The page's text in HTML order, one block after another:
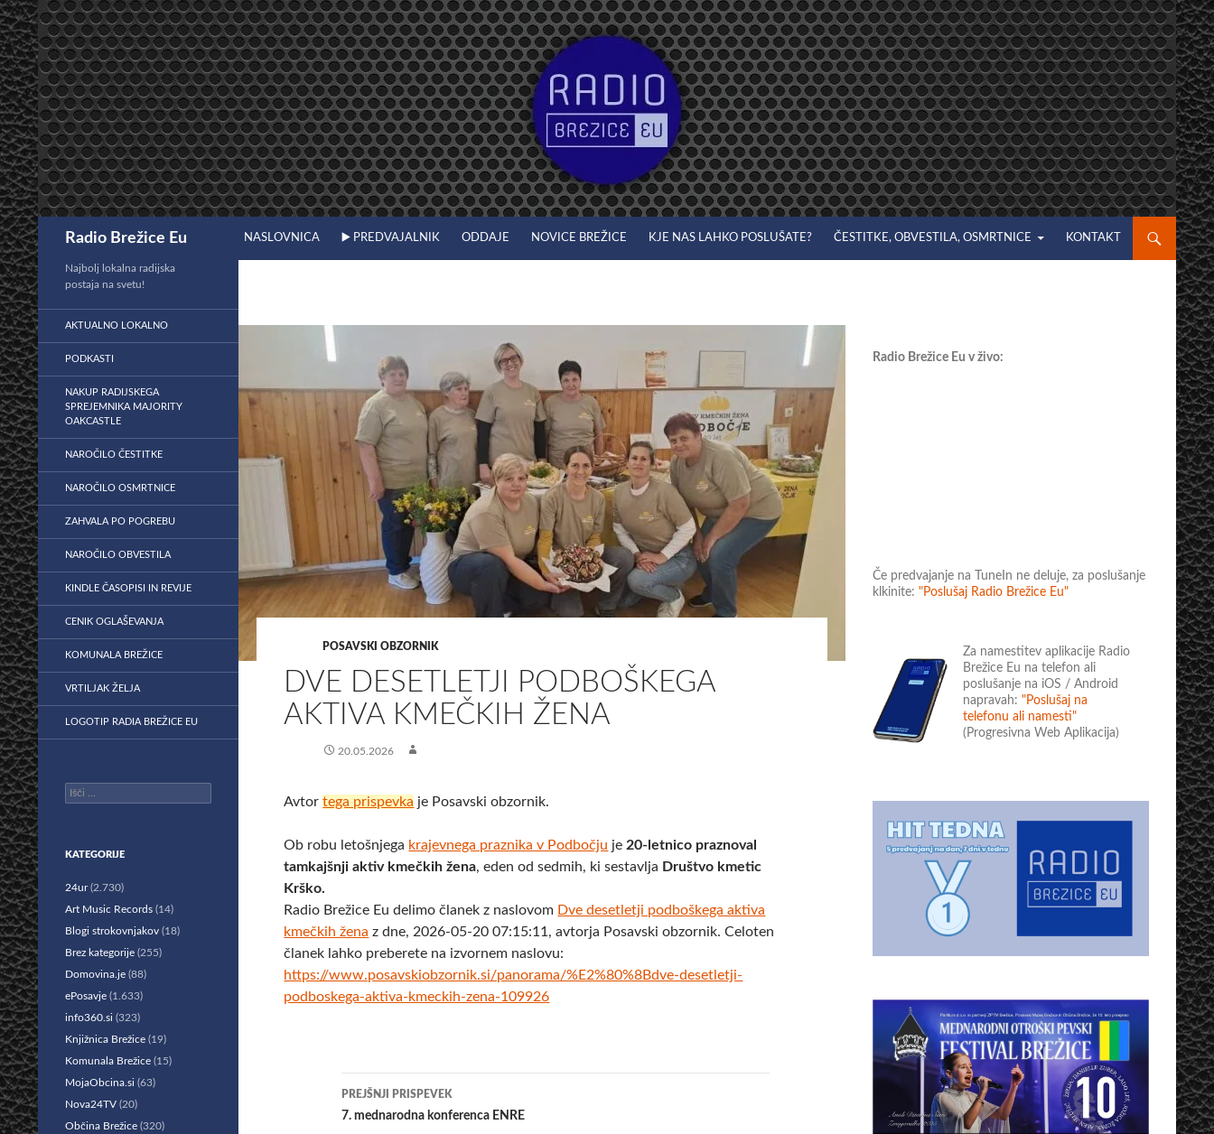
Preskoči
na
vsebino
Radio Brežice Eu NASLOVNICA ▶️ PREDVAJALNIK ODDAJE NOVICE BREŽICE KJE NAS LAHKO POSLUŠATE? ČESTITKE, OBVESTILA, OSMRTNICE KONTAKT
POSAVSKI OBZORNIK
​DVE DESETLETJI PODBOŠKEGA
AKTIVA KMEČKIH ŽENA
20.05.2026
Avtortega prispevka je Posavski obzornik.
Ob robu letošnjega krajevnega praznika v Podbočju je 20-letnico praznoval
tamkajšnji aktiv kmečkih žena, eden od sedmih, ki sestavlja Društvo kmetic
Krško.
Radio Brežice Eu delimo članek z naslovom ​Dve desetletji podboškega aktiva
kmečkih žena z dne, 2026-05-20 07:15:11, avtorja Posavski obzornik. Celoten
članek lahko preberete na izvornem naslovu:
https://www.posavskiobzornik.si/panorama/%E2%80%8Bdve-desetletji-
podboskega-aktiva-kmeckih-zena-109926
Krmarjenje
po
PREJŠNJI PRISPEVEK
7. mednarodna konferenca ENRE
Radio Brežice Eu v živo:
Če predvajanje na TuneIn ne deluje, za poslušanje
klkinite: "Poslušaj Radio Brežice Eu"
Za namestitev aplikacije Radio
Brežice Eu na telefon ali
poslušanje na iOS / Android
napravah: "Poslušaj na
telefonu ali namesti"
(Progresivna Web Aplikacija)
Najbolj lokalna radijska
postaja na svetu!
AKTUALNO LOKALNO
PODKASTI
NAKUP RADIJSKEGA
SPREJEMNIKA MAJORITY
OAKCASTLE
NAROČILO ČESTITKE
NAROČILO OSMRTNICE
ZAHVALA PO POGREBU
NAROČILO OBVESTILA
KINDLE ČASOPISI IN REVIJE
CENIK OGLAŠEVANJA
KOMUNALA BREŽICE
VRTILJAK ŽELJA
LOGOTIP RADIA BREŽICE EU
Išči:
KATEGORIJE
24ur(2.730)
Art Music Records (14)
Blogi strokovnjakov (18)
Brez kategorije (255)
Domovina.je (88)
ePosavje (1.633)
info360.si (323)
Knjižnica Brežice (19)
Komunala Brežice (15)
MojaObcina.si (63)
Nova24TV (20)
Občina Brežice (320)